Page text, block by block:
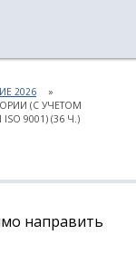
2026
(С УЧЕТОМ
9001) (36 Ч.)
направить